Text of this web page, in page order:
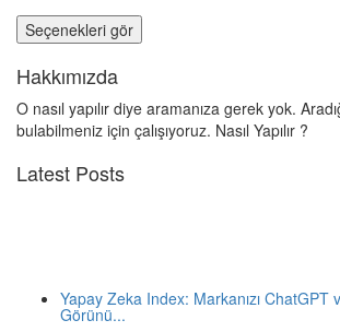
Seçenekleri gör
Hakkımızda
O nasıl yapılır diye aramanıza gerek yok.
bulabilmeniz için çalışıyoruz. Nasıl Yapılır ?
Latest Posts
Yapay Zeka Index: Markanızı ChatGPT
Görünü...